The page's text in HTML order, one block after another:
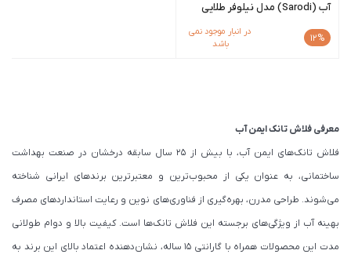
آب (Sarodi) مدل نیلوفر طلایی
12%
در انبار موجود نمی
باشد
معرفی فلاش تانک ایمن آب
فلاش تانک‌های ایمن آب، با بیش از 25 سال سابقه درخشان در صنعت بهداشت
ساختمانی، به عنوان یکی از محبوب‌ترین و معتبرترین برندهای ایرانی شناخته
می‌شوند. طراحی مدرن، بهره‌گیری از فناوری‌های نوین و رعایت استانداردهای مصرف
بهینه آب از ویژگی‌های برجسته این فلاش تانک‌ها است. کیفیت بالا و دوام طولانی
مدت این محصولات همراه با گارانتی 15 ساله، نشان‌دهنده اعتماد بالای این برند به